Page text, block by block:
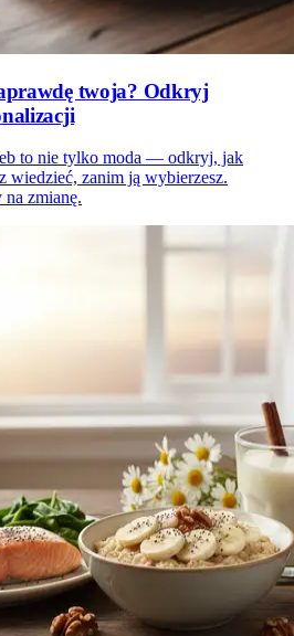
twoja? Odkryj
to nie tylko moda — odkryj, jak
wiedzieć, zanim ją wybierzesz.
zmianę.